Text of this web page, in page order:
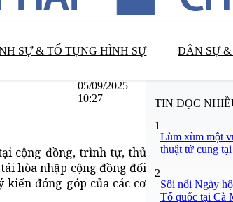
SỰ & TỐ TỤNG HÌNH SỰ DÂN SỰ
05/09/2025
10:27
cộng đồng, trình tự, thủ
hòa nhập cộng đồng đối
đóng góp của các cơ
TIN ĐỌC
1
Lùm xùm một
thuật tử cung
2
Sôi nổi Ngày
Tổ quốc tại Cà